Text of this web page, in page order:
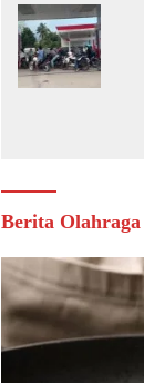
Berita Olahraga